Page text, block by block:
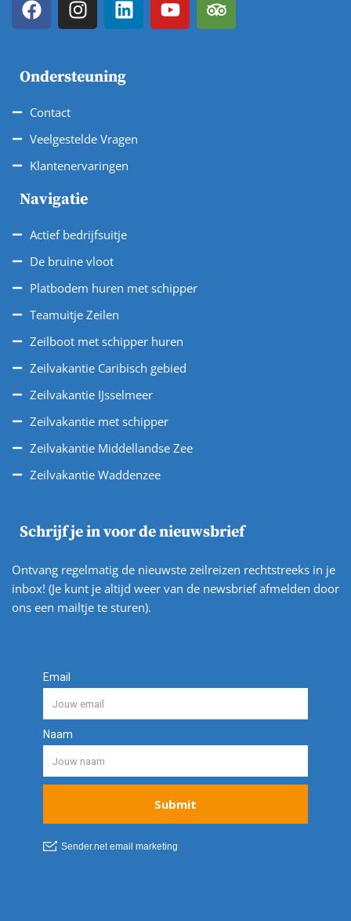
Ondersteuning
Contact
Veelgestelde Vragen
Klantenervaringen
Navigatie
Actief bedrijfsuitje
De bruine vloot
Platbodem huren met schipper
Teamuitje Zeilen
Zeilboot met schipper huren
Zeilvakantie Caribisch gebied
Zeilvakantie IJsselmeer
Zeilvakantie met schipper
Zeilvakantie Middellandse Zee
Zeilvakantie Waddenzee
Schrijf je in voor de nieuwsbrief
Ontvang regelmatig de nieuwste zeilreizen rechtstreeks in je
inbox! (Je kunt je altijd weer van de newsbrief afmelden door
ons een mailtje te sturen).